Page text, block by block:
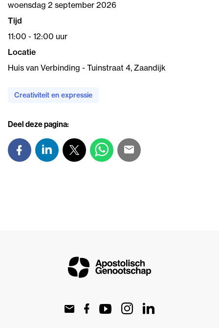
woensdag 2 september 2026
Tijd
11:00 - 12:00 uur
Locatie
Huis van Verbinding - Tuinstraat 4, Zaandijk
Creativiteit en expressie
Deel deze pagina: